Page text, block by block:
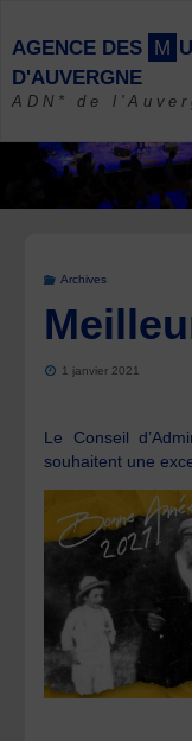
content
AGENCE DES M U
D'AUVERGNE
ADN* de
Archives
1 janvier 2021
Le Conseil
souhaitent une